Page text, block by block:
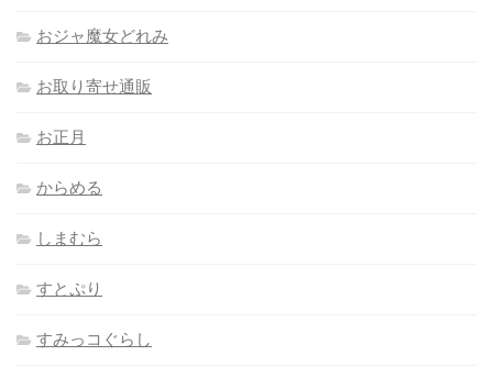
おジャ魔女どれみ
お取り寄せ通販
お正月
からめる
しまむら
すとぷり
すみっコぐらし